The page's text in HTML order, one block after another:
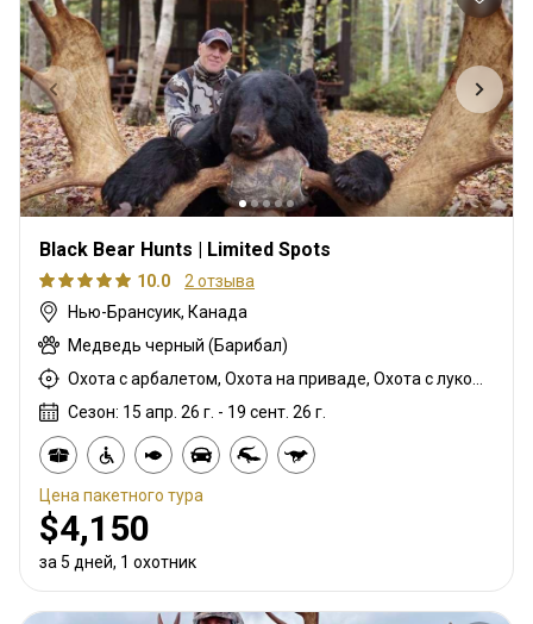
Black Bear Hunts | Limited Spots
10.0
2 отзыва
Нью-Брансуик, Канада
Медведь черный (Барибал)
Охота с арбалетом, Охота на приваде, Охота с луком, Охота с вышки, Охота из укрытия, Охота с дульнозарядным ружьём, Охота с карабином
Сезон: 15 апр. 26 г. - 19 сент. 26 г.
Цена пакетного тура
$4,150
за 5 дней, 1 охотник